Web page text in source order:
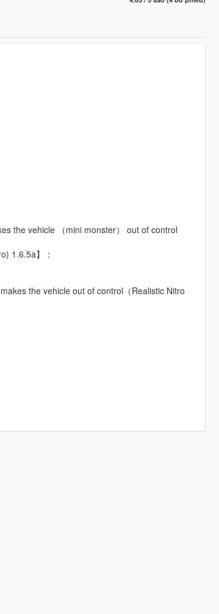
the vehicle （mini monster） out of control
1.6.5a】：
the vehicle out of control（Realistic Nitro